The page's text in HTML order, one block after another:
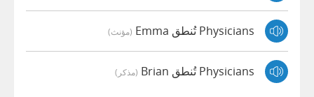
Physicians تُنطق Emma (مؤنث)
Physicians تُنطق Brian (مذكر)